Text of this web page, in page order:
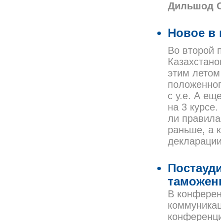
Дильшод
Новое в
Во второй
этим
с у.е. А
на 3
ли
раньше, а
В